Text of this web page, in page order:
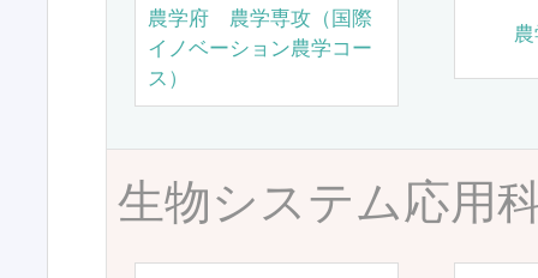
農学府 農学専攻（国際
イノベーション農学コー
ス）
生物システム応用